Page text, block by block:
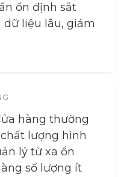
ổn định sắt
liệu lâu, giám
hàng thường
lượng hình
lý từ xa ổn
số lượng ít